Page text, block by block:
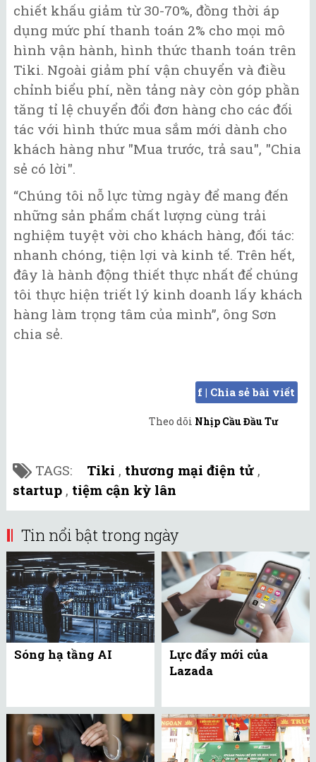
chiết khấu giảm từ 30-70%, đồng thời áp
dụng mức phí thanh toán 2% cho mọi mô
hình vận hành, hình thức thanh toán trên
Tiki. Ngoài giảm phí vận chuyển và điều
chỉnh biểu phí, nền tảng này còn góp phần
tăng tỉ lệ chuyển đổi đơn hàng cho các đối
tác với hình thức mua sắm mới dành cho
khách hàng như "Mua trước, trả sau", "Chia
sẻ có lời".
“Chúng tôi nỗ lực từng ngày để mang đến
những sản phẩm chất lượng cùng trải
nghiệm tuyệt vời cho khách hàng, đối tác:
nhanh chóng, tiện lợi và kinh tế. Trên hết,
đây là hành động thiết thực nhất để chúng
tôi thực hiện triết lý kinh doanh lấy khách
hàng làm trọng tâm của mình”, ông Sơn
chia sẻ.
f | Chia sẻ bài viết
Theo dõi Nhịp Cầu Đầu Tư
TAGS: Tiki , thương mại điện tử ,
startup , tiệm cận kỳ lân
Tin nổi bật trong ngày
Sóng hạ tầng AI
Lực đẩy mới của
Lazada